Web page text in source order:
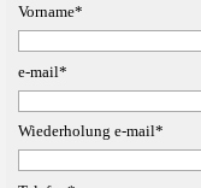
Vorname*
e-mail*
Wiederholung e-mail*